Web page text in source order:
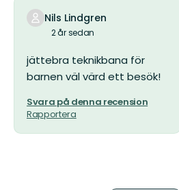
Nils Lindgren
2 år sedan
jättebra teknikbana för
barnen väl värd ett besök!
Svara på denna recension
Rapportera